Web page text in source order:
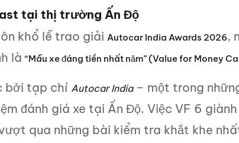
tại thị trường Ấn Độ
khổ lễ trao giải Autocar India Awards 2026,
là“Mẫu xe đáng tiền nhất năm” (Value for Money
bởi tạp chí Autocar India– một trong
đánh giá xe tại Ấn Độ. Việc VF 6
qua những bài kiểm tra khắt khe